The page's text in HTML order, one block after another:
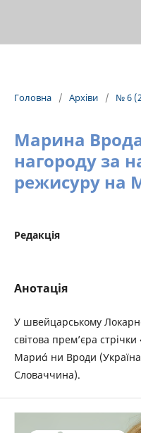
Головна / Архіви / № 6
Марина
нагороду за
режисуру на
Редакція
Анотація
У швейцарському
світова прем’єра
Мари ни Вроди
Словаччина).